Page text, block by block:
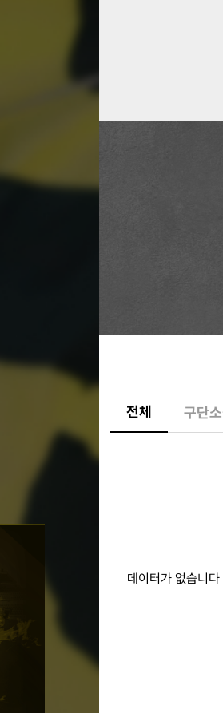
전체 구단
데이터가 없습니다